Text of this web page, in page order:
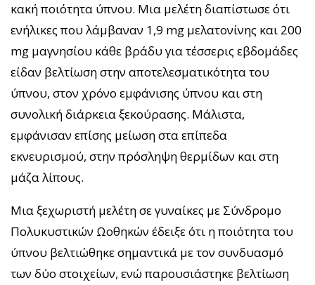
κακή ποιότητα ύπνου. Μια μελέτη διαπίστωσε ότι
ενήλικες που λάμβαναν 1,9 mg μελατονίνης και 200
mg μαγνησίου κάθε βράδυ για τέσσερις εβδομάδες
είδαν βελτίωση στην αποτελεσματικότητα του
ύπνου, στον χρόνο εμφάνισης ύπνου και στη
συνολική διάρκεια ξεκούρασης. Μάλιστα,
εμφάνισαν επίσης μείωση στα επίπεδα
εκνευρισμού, στην πρόσληψη θερμίδων και στη
μάζα λίπους.
Μια ξεχωριστή μελέτη σε γυναίκες με Σύνδρομο
Πολυκυστικών Ωοθηκών έδειξε ότι η ποιότητα του
ύπνου βελτιώθηκε σημαντικά με τον συνδυασμό
των δύο στοιχείων, ενώ παρουσιάστηκε βελτίωση